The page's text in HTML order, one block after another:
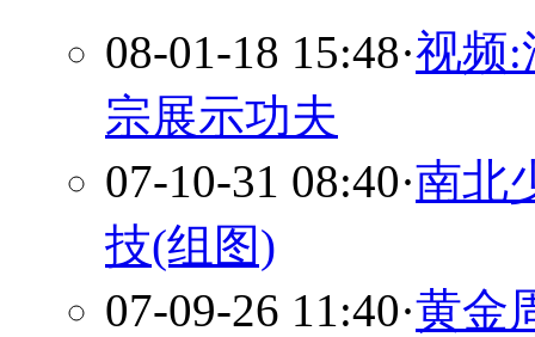
08-01-18 15:48·视频:
宗展示功夫
07-10-31 08:40·南北
技(组图)
07-09-26 11:40·黄金